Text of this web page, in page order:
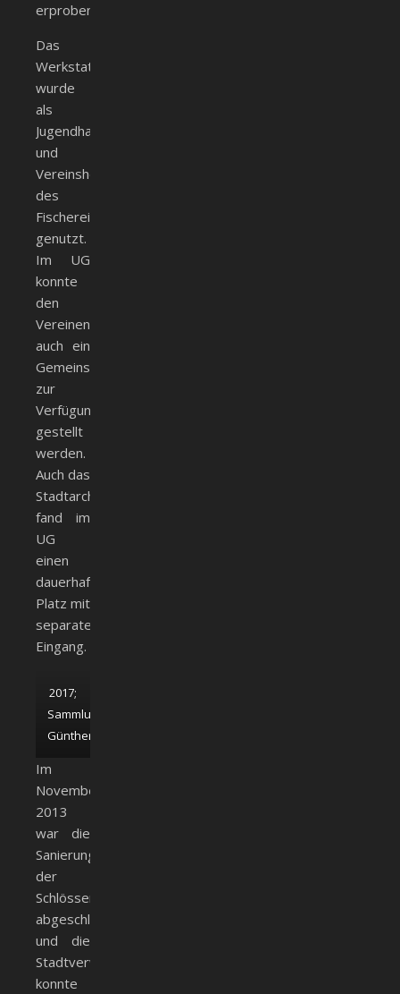
erproben.
Das
Werkstattgebäude
wurde
als
Jugendhaus
und
Vereinsheim
des
Fischereivereins
genutzt.
Im UG
konnte
den
Vereinen
auch ein
Gemeinschaftsraum
zur
Verfügung
gestellt
werden.
Auch das
Stadtarchiv
fand im
UG
einen
dauerhaften
Platz mit
separatem
Eingang.
2017;
Sammlung
Günther
Im
November
2013
war die
Sanierung
der
Schlösser
abgeschlossen
und die
Stadtverwaltung
konnte